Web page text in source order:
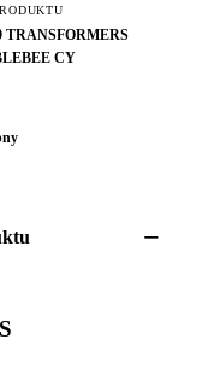
TRANSFORMERS
CY